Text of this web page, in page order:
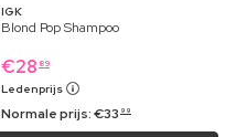
IGK
Blond Pop Shampoo
€28 89
Ledenprijs
Normale prijs:€33 99